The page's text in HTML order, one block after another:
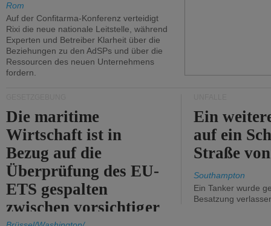
Rom
Auf der Confitarma-Konferenz verteidigt
Rixi die neue nationale Leitstelle, während
Experten und Betreiber Klarheit über die
Beziehungen zu den AdSPs und über die
Ressourcen des neuen Unternehmens
fordern.
Die maritime
Wirtschaft ist in
Bezug auf die
Überprüfung des EU-
ETS gespalten
zwischen vorsichtiger
Ein
auf ein
Straße
Southampton
Ein Tanker wurde
Besatzung